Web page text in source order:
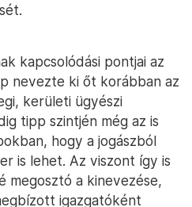
kapcsolódási pontjai az
nevezte ki őt korábban az
kerületi ügyészi
tipp szintjén még az is
hogy a jogászból
is lehet. Az viszont így is
megosztó a kinevezése,
igazgatóként